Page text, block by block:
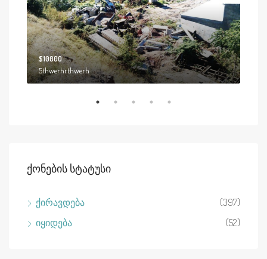
$10000
5thwerhrthwerh
Ქონების Სტატუსი
ქირავდება
(397)
იყიდება
(52)